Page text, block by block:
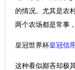
的情况。尤其是农
两个农场都是常事
皇冠世界杯皇冠信
这种看似鄙吝却极